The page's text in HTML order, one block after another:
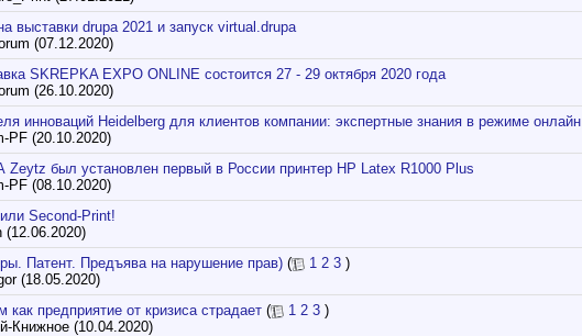
выставки drupa 2021 и запуск virtual.drupa
(07.12.2020)
SKREPKA EXPO ONLINE состоится 27 - 29 октября 2020 года
(26.10.2020)
инноваций Heidelberg для клиентов компании: экспертные знания в режиме онлайн
PF (20.10.2020)
Zeytz был установлен первый в России принтер HP Latex R1000 Plus
PF (08.10.2020)
Second-Print!
(12.06.2020)
Патент. Предъява на нарушение прав) ( 1 2 3 )
(18.05.2020)
как предприятие от кризиса страдает ( 1 2 3 )
Книжное (10.04.2020)